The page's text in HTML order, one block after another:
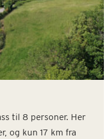
til 8 personer. Her
og kun 17 km fra